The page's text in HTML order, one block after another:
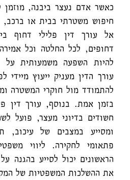
כאשר אדם נעצר ביבנה,
חיפוש משטרתי בבית או ברכב,
אל עורך דין פלילי דחוף
דחופים, לכל החלטה וכל
להיות השפעה משמעותית על
עורך הדין מעניק ייעוץ מיידי
להתמודד מול חוקרי המשטרה
בזמן אמת. בנוסף, עורך דין
חשודים בדיוני מעצר, פועל
ומסייע במצבים של עיכוב,
פתאומי לחקירה. ליווי
הראשונים יכול לסייע בהגנה
את ההשלכות המשפטיות של